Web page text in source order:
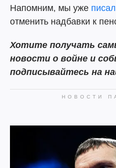
Напомним, мы уже
отменить надбавки к
Хотите получать
новости о войне и
подписывайтесь на